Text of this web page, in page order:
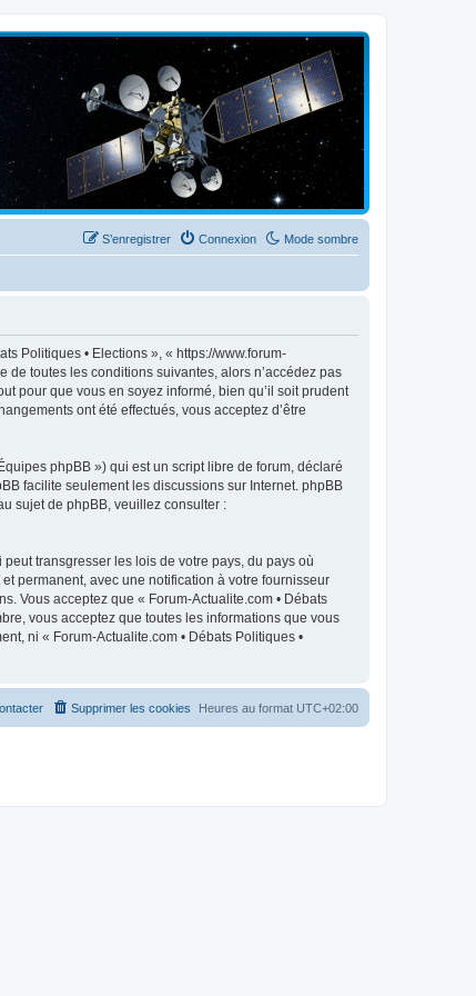
Mode sombre
Connexion
S’enregistrer
Politiques • Elections », « https://www.forum-
de toutes les conditions suivantes, alors n’accédez pas
pour que vous en soyez informé, bien qu’il soit prudent
ont été effectués, vous acceptez d’être
phpBB ») qui est un script libre de forum, déclaré
facilite seulement les discussions sur Internet. phpBB
sujet de phpBB, veuillez consulter :
transgresser les lois de votre pays, du pays où
permanent, avec une notification à votre fournisseur
Vous acceptez que « Forum-Actualite.com • Débats
vous acceptez que toutes les informations que vous
ni « Forum-Actualite.com • Débats Politiques •
Heures au format UTC+02:00
Supprimer les cookies